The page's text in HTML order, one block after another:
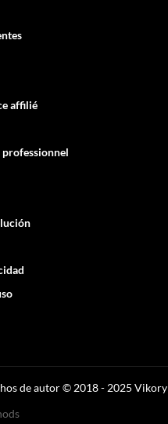
de autor © 2018 - 2025 Vikory